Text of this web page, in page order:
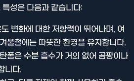
성은 다음과 같습니다:
도 변화에 대한 저항력이 뛰어나며, 여
울철에는 따뜻한 환경을 유지합니다.
폼은 수분 흡수가 거의 없어 곰팡이나
니다.